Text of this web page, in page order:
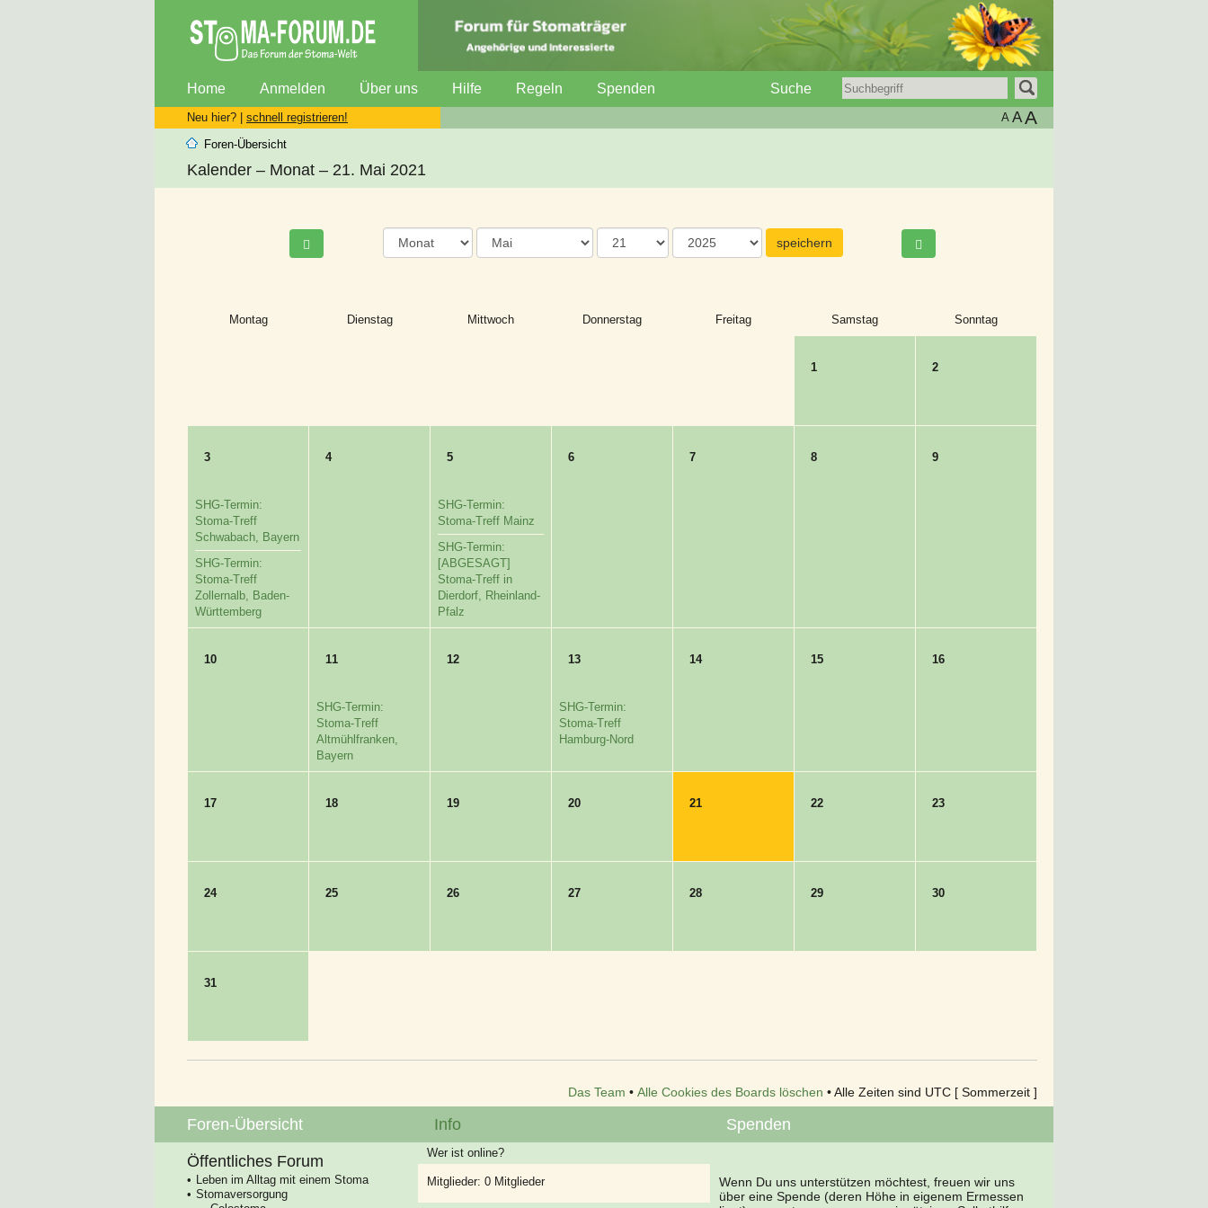
Home Anmelden Über uns Hilfe Regeln Spenden Suche
Neu hier? | schnell registrieren! A AA
Foren-Übersicht
Kalender – Monat – 21. Mai 2021
Montag Dienstag Mittwoch Donnerstag Freitag Samstag Sonntag
1 2
3
SHG-Termin:
Stoma-Treff
Schwabach, Bayern
SHG-Termin:
Stoma-Treff
Zollernalb, Baden-
Württemberg
4 5
SHG-Termin:
Stoma-Treff Mainz
SHG-Termin:
[ABGESAGT]
Stoma-Treff in
Dierdorf, Rheinland-
Pfalz
6 7 8 9
10 11
SHG-Termin:
Stoma-Treff
Altmühlfranken,
Bayern
12 13
SHG-Termin:
Stoma-Treff
Hamburg-Nord
14 15 16
17 18 19 20 21 22 23
24 25 26 27 28 29 30
31
Das Team • Alle Cookies des Boards löschen • Alle Zeiten sind UTC [ Sommerzeit ]
Foren-Übersicht
Öffentliches Forum
Leben im Alltag mit einem Stoma
Stomaversorgung
Info
Wer ist online?
Mitglieder: 0 Mitglieder
Spenden
Wenn Du uns unterstützen möchtest, freuen wir uns
über eine Spende (deren Höhe in eigenem Ermessen